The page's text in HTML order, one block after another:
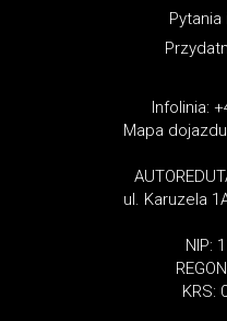
Infolinia:
Mapa
ul. Karuzela
NIP:
KRS: